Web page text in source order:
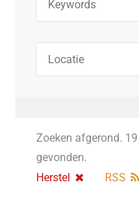
Zoeken afgerond.
gevonden.
Herstel
RSS